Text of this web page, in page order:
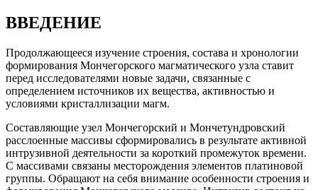
ВВЕДЕНИЕ
Продолжающееся изучение строения, состава и хронологии
формирования Мончегорского магматического узла ставит
перед исследователями новые задачи, связанные с
определением источников их вещества, активностью и
условиями кристаллизации магм.
Составляющие узел Мончегорский и Мончетундровский
расслоенные массивы сформировались в результате активной
интрузивной деятельности за короткий промежуток времени.
С массивами связаны месторождения элементов платиновой
группы. Обращают на себя внимание особенности строения и